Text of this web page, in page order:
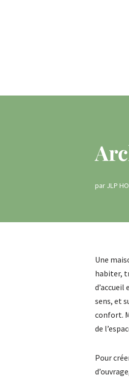
par JLP
Une
habiter,
d’accueil
sens, et
confort.
de
Pour